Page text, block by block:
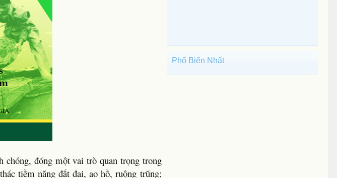
chóng, đóng một vai trò quan trọng trong
tiềm năng đất đai, ao hồ, ruộng trũng;
Phổ Biến Nhất